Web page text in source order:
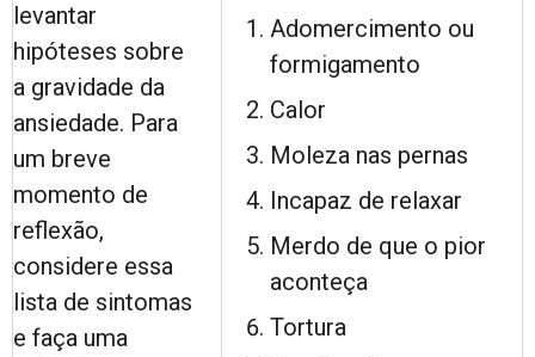
levantar
hipóteses sobre
a gravidade da
ansiedade. Para
um breve
momento de
reflexão,
considere essa
lista de sintomas
e faça uma
Adomercimento ou
formigamento
Calor
Moleza nas pernas
Incapaz de relaxar
Merdo de que o pior
aconteça
Tortura